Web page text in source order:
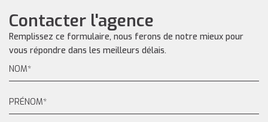
Contacter l'agence
Remplissez ce formulaire, nous ferons de notre mieux pour
vous répondre dans les meilleurs délais.